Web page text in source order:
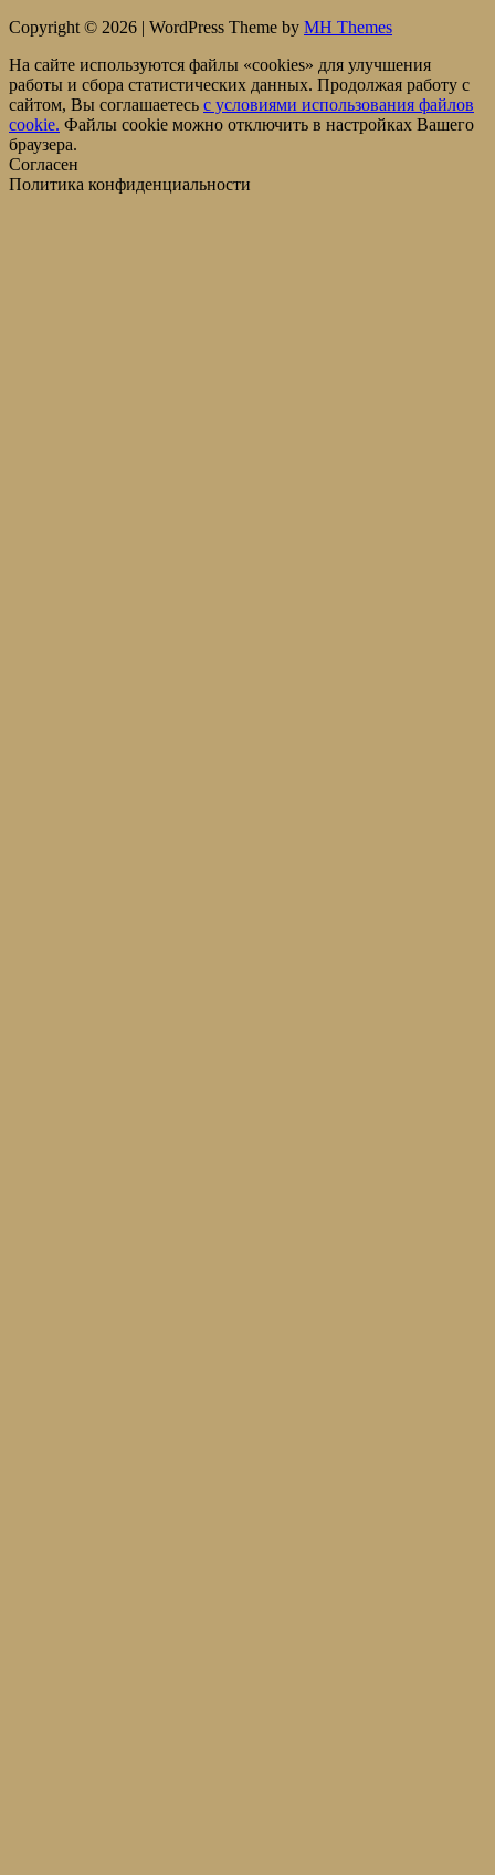
Copyright © 2026 | WordPress Theme by MH Themes
На сайте используются файлы «cookies» для улучшения
работы и сбора статистических данных. Продолжая работу с
сайтом, Вы соглашаетесь c условиями использования файлов
cookie. Файлы cookie можно отключить в настройках Вашего
браузера.
Согласен
Политика конфиденциальности